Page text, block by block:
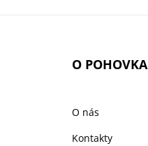
O POHOVKA
O nás
Kontakty